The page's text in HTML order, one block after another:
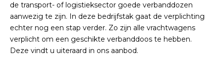
de transport- of logistieksector goede verbanddozen
aanwezig te zijn. In deze bedrijfstak gaat de verplichting
echter nog een stap verder. Zo zijn alle vrachtwagens
verplicht om een geschikte verbanddoos te hebben.
Deze vindt u uiteraard in ons aanbod.